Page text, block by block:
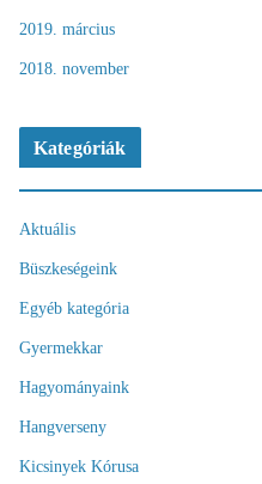
2019. március
2018. november
Kategóriák
Aktuális
Büszkeségeink
Egyéb kategória
Gyermekkar
Hagyományaink
Hangverseny
Kicsinyek Kórusa